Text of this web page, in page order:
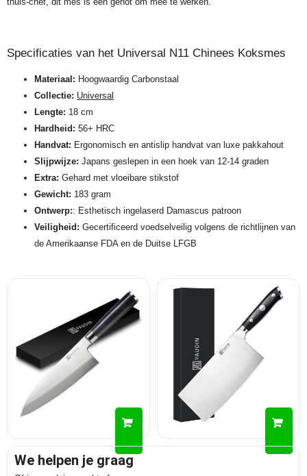
Specificaties van het Universal N11 Chinees Koksmes
Materiaal: Hoogwaardig Carbonstaal
Collectie: Universal
Lengte: 18 cm
Hardheid: 56+ HRC
Handvat: Ergonomisch en antislip handvat van luxe pakkahout
Slijpwijze: Japans geslepen in een hoek van 12-14 graden
Extra: Gehard met vloeibare stikstof
Gewicht: 183 gram
Ontwerp:: Esthetisch ingelaserd Damascus patroon
Veiligheid: Gecertificeerd voedselveilig volgens de richtlijnen van
de Amerikaanse FDA en de Duitse LFGB
We helpen je graag